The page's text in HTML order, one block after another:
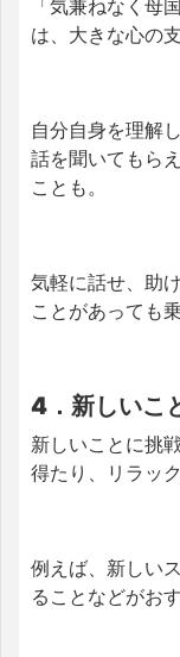
「気兼ねなく母
は、大きな心の
自分自身を理解
話を聞いてもら
ことも。
気軽に話せ、助
ことがあっても
4．新しいこ
新しいことに挑
得たり、リラッ
例えば、新しい
ることなどがお